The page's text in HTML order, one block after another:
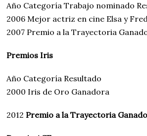
Año Categoría Trabajo nominado
2006 Mejor actriz en cine Elsa y
2007 Premio a la Trayectoria
Premios Iris
Año Categoría Resultado
2000 Iris de Oro Ganadora
2012Premio a la Trayectoria